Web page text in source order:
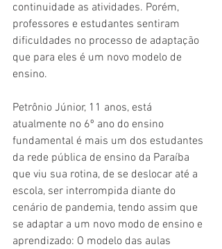
continuidade as atividades. Porém,
professores e estudantes sentiram
dificuldades no processo de adaptação
que para eles é um novo modelo de
ensino.
Petrônio Júnior, 11 anos, está
atualmente no 6º ano do ensino
fundamental é mais um dos estudantes
da rede pública de ensino da Paraíba
que viu sua rotina, de se deslocar até a
escola, ser interrompida diante do
cenário de pandemia, tendo assim que
se adaptar a um novo modo de ensino e
aprendizado: O modelo das aulas